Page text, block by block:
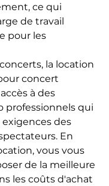
ce qui
de travail
pour les
la location
concert
à des
professionnels qui
des
En
vous vous
de la meilleure
les coûts d'achat